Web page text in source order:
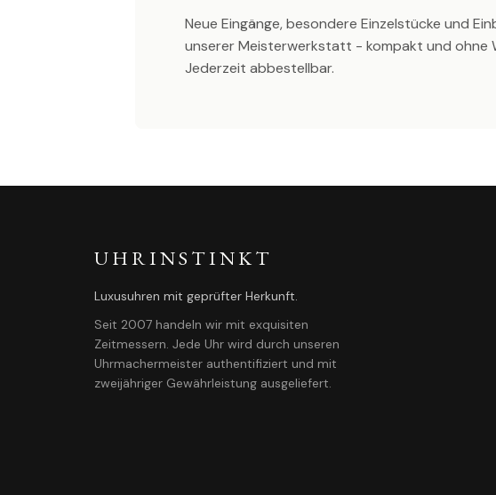
Neue Eingänge, besondere Einzelstücke und
unserer Meisterwerkstatt - kompakt und ohne
Jederzeit abbestellbar.
UHRINSTINKT
Luxusuhren mit geprüfter Herkunft.
Seit 2007 handeln wir mit exquisiten
Zeitmessern. Jede Uhr wird durch unseren
Uhrmachermeister authentifiziert und mit
zweijähriger Gewährleistung ausgeliefert.